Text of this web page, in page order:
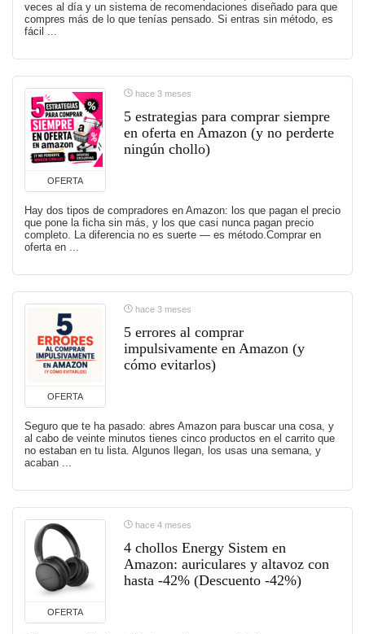
veces al día y un sistema de recomendaciones diseñado para que
compres más de lo que tenías pensado. Si entras sin método, es
fácil ...
OFERTA
hace 3 meses
5 estrategias para comprar siempre
en oferta en Amazon (y no perderte
ningún chollo)
Hay dos tipos de compradores en Amazon: los que pagan el precio
que pone la ficha sin más, y los que casi nunca pagan precio
completo. La diferencia no es suerte — es método.Comprar en
oferta en ...
OFERTA
hace 3 meses
5 errores al comprar
impulsivamente en Amazon (y
cómo evitarlos)
Seguro que te ha pasado: abres Amazon para buscar una cosa, y
al cabo de veinte minutos tienes cinco productos en el carrito que
no estaban en tu lista. Algunos llegan, los usas una semana, y
acaban ...
OFERTA
hace 4 meses
4 chollos Energy Sistem en
Amazon: auriculares y altavoz con
hasta -42% (Descuento -42%)